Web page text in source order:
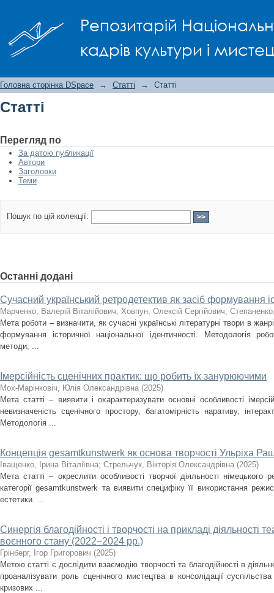
Репозитарій
кадрів культури і
Головна сторінка DSpace → Статті → Статті
Статті
Перегляд по
За датою публикації
Автори
Заголовки
Теми
Пошук по цій колекції:
Останні додані
Сучасний український ретродетектив як засіб формування
Марченко, Валерій Віталійович; Ховпун, Олексій Сергійович;
Мета роботи – визначити, як сучасні українські літературні твори в
формування історичної національної ідентичності. Методологія
методи; ...
Імерсійність сценічних практик: що робить їх занурюючими
Мох-Марінковіч, Юлія Олександрівна (2025)
Мета статті – виявити і охарактеризувати основні особливості
невизначеність сценічного простору, багатомірність наративу,
Методологія ...
Концепція gesamtkunstwerk як основа творчості Ульріха
Іващенко, Ірина Віталіївна; Стрельчук, Вікторія Олександрівна (2025)
Мета статті – окреслити особливості творчої діяльності
категорії gesamtkunstwerk та виявити специфіку її використання
естетики. ...
Синергія благодійності і творчості на прикладі діяльності
воєнного стану (2022–2024 рр.)
Грінберг, Ігор Григорович (2025)
Метою статті є дослідити взаємодію творчості та благодійності в
проаналізувати роль сценічного мистецтва в консолідації
кризових ...